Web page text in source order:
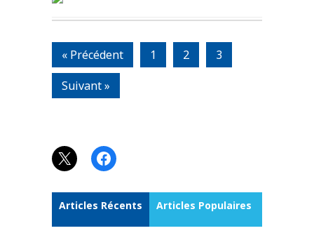
« Précédent 1 2
3
Suivant »
X Facebook
Articles Récents Articles Populaires